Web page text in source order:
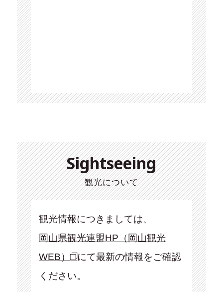
Sightseeing
観光について
観光情報につきましては、
岡山県観光連盟HP（岡山観光
WEB）
にて最新の情報をご確認
ください。